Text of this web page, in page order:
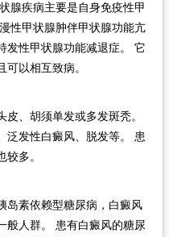
腺疾病主要是自身免疫性甲
性甲状腺肿伴甲状腺功能亢
发性甲状腺功能减退症。 它
以相互致病。
、胡须单发或多发斑秃。
泛发性白癜风、脱发等。 患
多。
素依赖型糖尿病，白癜风
般人群。 患有白癜风的糖尿